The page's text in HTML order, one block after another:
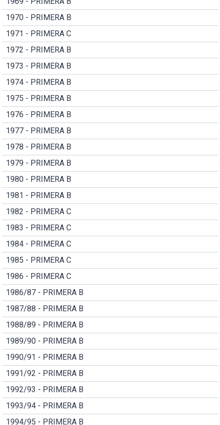
1970 - PRIMERA B
1971 - PRIMERA C
1972 - PRIMERA B
1973 - PRIMERA B
1974 - PRIMERA B
1975 - PRIMERA B
1976 - PRIMERA B
1977 - PRIMERA B
1978 - PRIMERA B
1979 - PRIMERA B
1980 - PRIMERA B
1981 - PRIMERA B
1982 - PRIMERA C
1983 - PRIMERA C
1984 - PRIMERA C
1985 - PRIMERA C
1986 - PRIMERA C
1986/87 - PRIMERA B
1987/88 - PRIMERA B
1988/89 - PRIMERA B
1989/90 - PRIMERA B
1990/91 - PRIMERA B
1991/92 - PRIMERA B
1992/93 - PRIMERA B
1993/94 - PRIMERA B
1994/95 - PRIMERA B